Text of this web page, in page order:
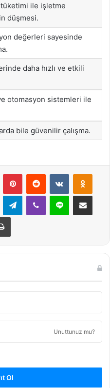
tüketimi ile işletme
düşmesi.
değerleri sayesinde
daha hızlı ve etkili
otomasyon sistemleri ile
bile güvenilir çalışma.
PinterestReddit VKontakte
TelegramViber Line E-Posta ile
Yazdır
Unuttunuz mu?
Ol